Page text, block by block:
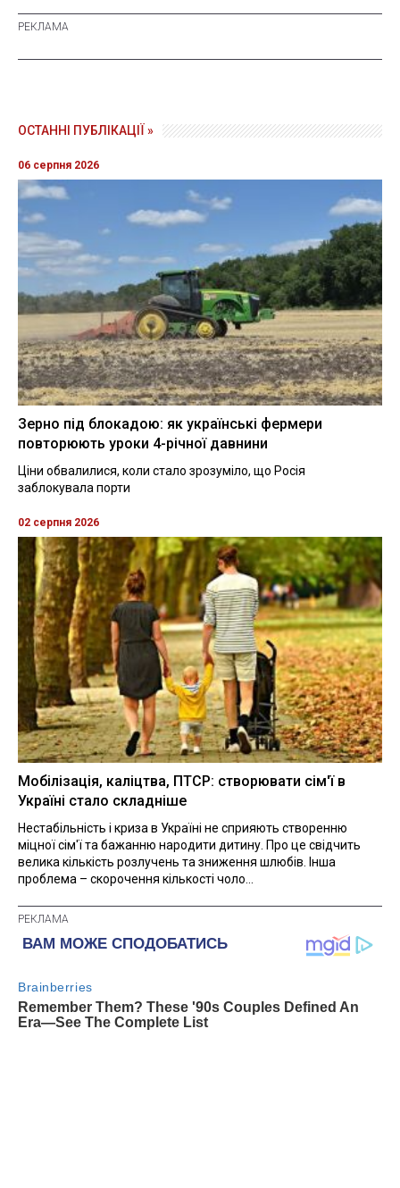
ОСТАННІ ПУБЛІКАЦІЇ »
06 серпня 2026
Зерно під блокадою: як українські фермери
повторюють уроки 4-річної давнини
Ціни обвалилися, коли стало зрозуміло, що Росія
заблокувала порти
02 серпня 2026
Мобілізація, каліцтва, ПТСР: створювати сім'ї в
Україні стало складніше
Нестабільність і криза в Україні не сприяють створенню
міцної сім'ї та бажанню народити дитину. Про це свідчить
велика кількість розлучень та зниження шлюбів. Інша
проблема – скорочення кількості чоло...